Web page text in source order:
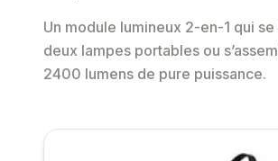
Un module lumineux 2-en-1 qui
deux lampes portables ou
2400 lumens de pure puissance.